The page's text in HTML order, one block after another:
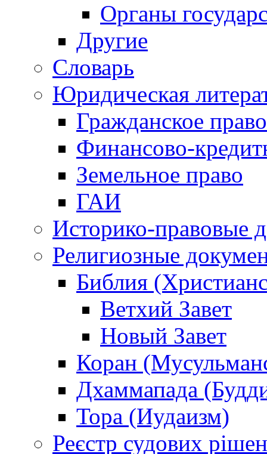
Органы
Другие
Словарь
Юридическая
Гражданское право
Финансово-
Земельное право
ГАИ
Историко-правовые
Религиозные
Библия
Ветхий Завет
Новый Завет
Коран
Дхаммапада
Тора (Иудаизм)
Реєстр судових